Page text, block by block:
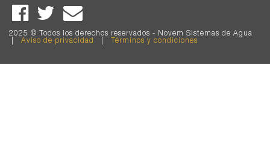
2025 © Todos los derechos reservados - Novem Sistemas de Agua
Aviso de privacidad Términos y condiciones